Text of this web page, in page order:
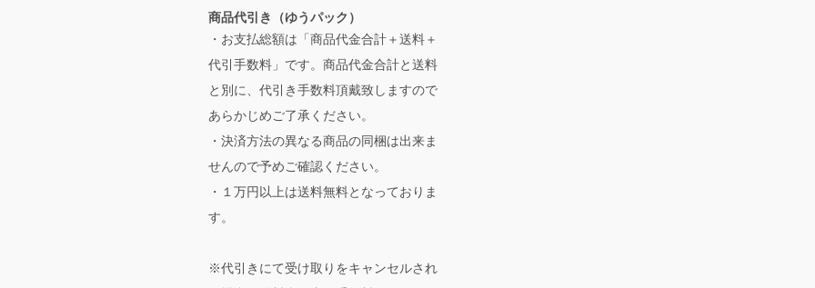
商品代引き（ゆうパック）
・お支払総額は「商品代金合計＋送料＋
代引手数料」です。商品代金合計と送料
と別に、代引き手数料頂戴致しますので
あらかじめご了承ください。
・決済方法の異なる商品の同梱は出来ま
せんので予めご確認ください。
・１万円以上は送料無料となっておりま
す。
※代引きにて受け取りをキャンセルされ